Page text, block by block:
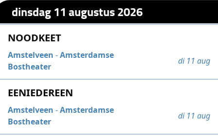
dinsdag 11 augustus 2026
NOODKEET
Amstelveen -Amsterdamse
Bostheater
di 11 aug
EENIEDEREEN
Amstelveen -Amsterdamse
Bostheater
di 11 aug